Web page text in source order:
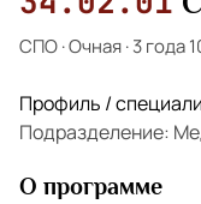
СПО·Очная·3 года
Профиль /
Подразделение:
О программе